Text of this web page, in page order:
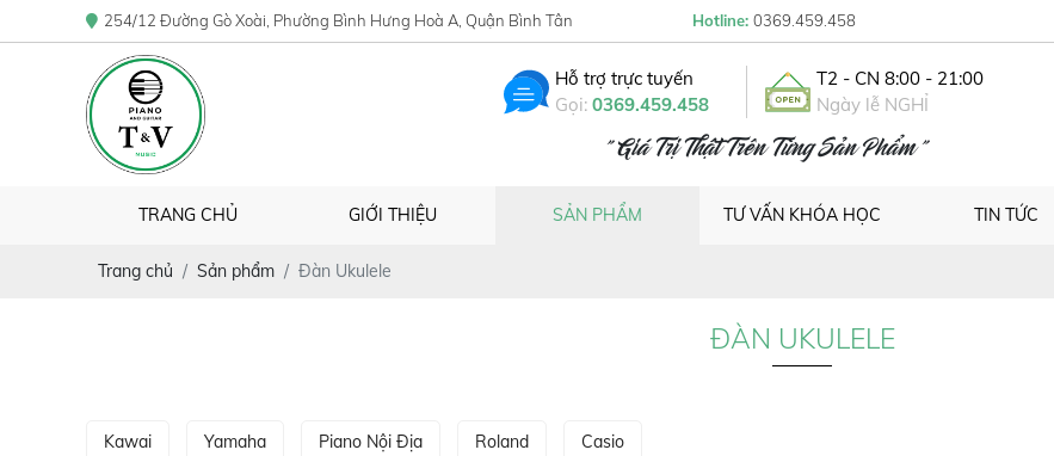
254/12 Đường Gò Xoài, Phường Bình Hưng Hoà A, Quận Bình Tân Hotline: 0369.459.458
Hỗ trợ trực tuyến
Gọi: 0369.459.458
T2 - CN 8:00 - 21:00
Ngày lễ NGHỈ
" Giá Trị Thật Trên Từng Sản Phẩm "
TRANG CHỦ GIỚI THIỆU SẢN PHẨM TƯ VẤN KHÓA HỌC TIN TỨC
Trang chủ Sản phẩm Đàn Ukulele
ĐÀN UKULELE
Kawai Yamaha Piano Nội Địa Roland Casio